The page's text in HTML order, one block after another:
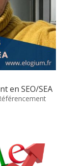
en SEO/SEA